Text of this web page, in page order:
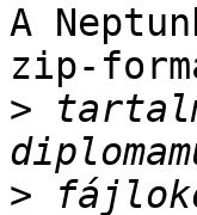
A
zip-
>
>